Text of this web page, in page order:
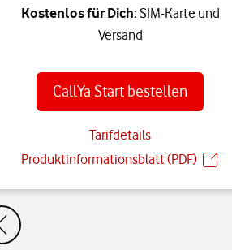
Kostenlos für Dich: SIM-Karte und
Versand
CallYa Start bestellen
Tarifdetails
Produktinformationsblatt (PDF)